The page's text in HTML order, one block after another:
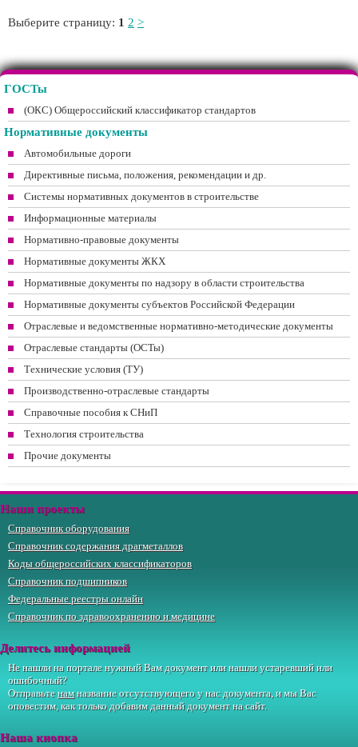
Выберите страницу: 1 2 >
ГОСТы
(ОКС) Общероссийский классификатор стандартов
Нормативные документы
Автомобильные дороги
Директивные письма, положения, рекомендации и др.
Системы нормативных документов в строительстве
Информационные материалы
Нормативно-правовые документы
Нормативные документы ЖКХ
Нормативные документы по надзору в области строительства
Нормативные документы субъектов Российской Федерации
Отраслевые и ведомственные нормативно-методические документы
Отраслевые стандарты (ОСТы)
Технические условия (ТУ)
Производственно-отраслевые стандарты
Справочные пособия к СНиП
Технология строительства
Прочие документы
Наши проекты
Справочник оборудования
Справочник содержания драгметаллов
Коды общероссийских классификаторов
Справочник подшипников
Федеральные реестры онлайн
Справочник по здравоохранению и медицине
Делитесь информацией
Не нашли на портале нужный Вам документ или нашли устаревший или
ошибочный?
Отправьтенамназвание отсутствующего у нас документа, и мы Вас
оповестим, как только добавим данный документ на сайт.
Наша кнопка